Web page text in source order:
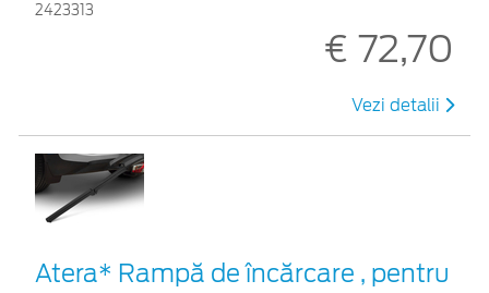
2423313
€ 72,70
Vezi detalii
Atera* Rampă de încărcare , pentru